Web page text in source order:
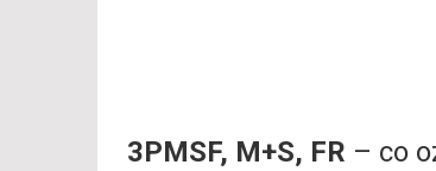
3PMSF, M+S, FR – co